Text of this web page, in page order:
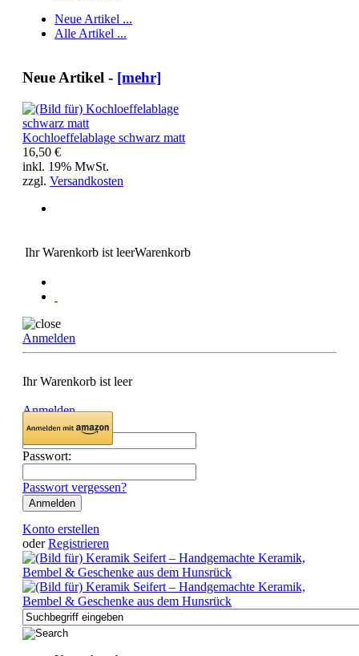
Neue Artikel ...
Alle Artikel ...
Neue Artikel - [mehr]
Kochloeffelablage schwarz matt
16,50 €
inkl. 19% MwSt.
zzgl. Versandkosten
Ihr Warenkorb ist leerWarenkorb
Anmelden
Ihr Warenkorb ist leer
Anmelden
Email:
Passwort:
Passwort vergessen?
Konto erstellen
oder Registrieren